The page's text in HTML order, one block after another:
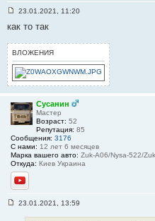
о
б
щ
е
н
и
е
#
3
1
23.01.2021, 11:20
как то так
ВЛОЖЕНИЯ
Сусанин
Мастер
Возраст: 52
Репутация: 85
Сообщения: 3176
С нами: 12 лет 6 месяцев
Марка вашего авто: Zuk-A06/Nysa-522/
Откуда: Киев Украина
YouTube
23.01.2021, 13:59